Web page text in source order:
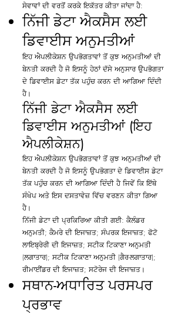
ਸੇਵਾਵਾਂ ਦੀ ਵਰਤੋਂ ਕਰਕੇ ਇਕੱਤਰ ਕੀਤਾ ਜਾਂਦਾ ਹੈ:
ਨਿੱਜੀ ਡੇਟਾ ਐਕਸੈਸ ਲਈ
ਡਿਵਾਈਸ ਅਨੁਮਤੀਆਂ
ਇਹ ਐਪਲੀਕੇਸ਼ਨ ਉਪਭੋਗਤਾਵਾਂ ਤੋਂ ਕੁਝ ਅਨੁਮਤੀਆਂ ਦੀ
ਬੇਨਤੀ ਕਰਦੀ ਹੈ ਜੋ ਇਸਨੂੰ ਹੇਠਾਂ ਦੱਸੇ ਅਨੁਸਾਰ ਉਪਭੋਗਤਾ
ਦੇ ਡਿਵਾਈਸ ਡੇਟਾ ਤੱਕ ਪਹੁੰਚ ਕਰਨ ਦੀ ਆਗਿਆ ਦਿੰਦੀ
ਹੈ।
ਨਿੱਜੀ ਡੇਟਾ ਐਕਸੈਸ ਲਈ
ਡਿਵਾਈਸ ਅਨੁਮਤੀਆਂ (ਇਹ
ਐਪਲੀਕੇਸ਼ਨ)
ਇਹ ਐਪਲੀਕੇਸ਼ਨ ਉਪਭੋਗਤਾਵਾਂ ਤੋਂ ਕੁਝ ਅਨੁਮਤੀਆਂ ਦੀ
ਬੇਨਤੀ ਕਰਦੀ ਹੈ ਜੋ ਇਸਨੂੰ ਉਪਭੋਗਤਾ ਦੇ ਡਿਵਾਈਸ ਡੇਟਾ
ਤੱਕ ਪਹੁੰਚ ਕਰਨ ਦੀ ਆਗਿਆ ਦਿੰਦੀ ਹੈ ਜਿਵੇਂ ਕਿ ਇੱਥੇ
ਸੰਖੇਪ ਅਤੇ ਇਸ ਦਸਤਾਵੇਜ਼ ਵਿੱਚ ਵਰਣਨ ਕੀਤਾ ਗਿਆ
ਹੈ।
ਨਿੱਜੀ ਡੇਟਾ ਦੀ ਪ੍ਰਕਿਰਿਆ ਕੀਤੀ ਗਈ: ਕੈਲੰਡਰ
ਅਨੁਮਤੀ; ਕੈਮਰੇ ਦੀ ਇਜਾਜ਼ਤ; ਸੰਪਰਕ ਇਜਾਜ਼ਤ; ਫੋਟੋ
ਲਾਇਬ੍ਰੇਰੀ ਦੀ ਇਜਾਜ਼ਤ; ਸਟੀਕ ਟਿਕਾਣਾ ਅਨੁਮਤੀ
(ਲਗਾਤਾਰ); ਸਟੀਕ ਟਿਕਾਣਾ ਅਨੁਮਤੀ (ਗੈਰ-ਲਗਾਤਾਰ);
ਰੀਮਾਈਂਡਰ ਦੀ ਇਜਾਜ਼ਤ; ਸਟੋਰੇਜ ਦੀ ਇਜਾਜ਼ਤ।
ਸਥਾਨ-ਅਧਾਰਿਤ ਪਰਸਪਰ
ਪ੍ਰਭਾਵ